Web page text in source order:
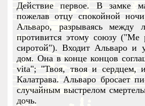
Действие первое. В замке
пожелав отцу спокойной
Альваро, разрываясь
противится этому союзу
сиротой"). Входит Альваро и
дом. Она в конце концов
vita"; "Твоя, твоя и сердцем,
Калатрава. Альваро бросает
случайным выстрелом
дочь.